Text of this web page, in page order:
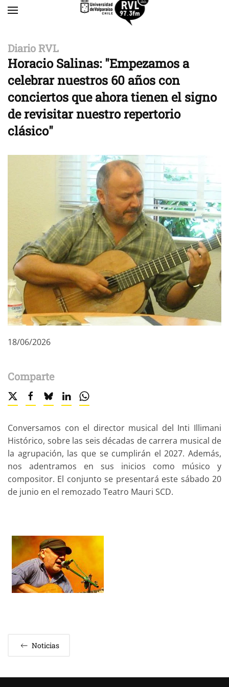
Diario RVL
Horacio Salinas: "Empezamos a
celebrar nuestros 60 años con
conciertos que ahora tienen el signo
de revisitar nuestro repertorio
clásico"
18/06/2026
Comparte
Conversamos con el director musical del Inti Illimani
Histórico, sobre las seis décadas de carrera musical de
la agrupación, las que se cumplirán el 2027. Además,
nos adentramos en sus inicios como músico y
compositor. El conjunto se presentará este sábado 20
de junio en el remozado Teatro Mauri SCD.
Noticias